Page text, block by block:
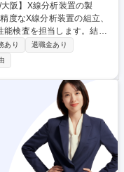
検査を担当します。結晶
品（キーデバイス）の組
お任せします。実務比率
育】作業指図書を使ったO
する基礎教育を完備して
あり
退職金あり